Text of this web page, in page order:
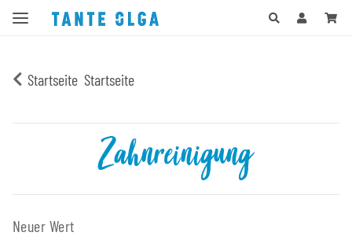
Startseite Startseite
Zahnreinigung
Neuer Wert